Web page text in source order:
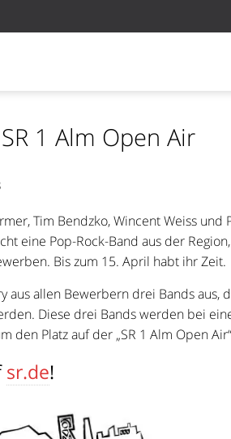
1 Alm Open Air
Tim Bendzko, Wincent Weiss und
eine Pop-Rock-Band aus der
Bis zum 15. April habt ihr Zeit.
aus allen Bewerbern drei Bands aus,
Diese drei Bands werden bei
den Platz auf der „SR 1 Alm Open
sr.de!